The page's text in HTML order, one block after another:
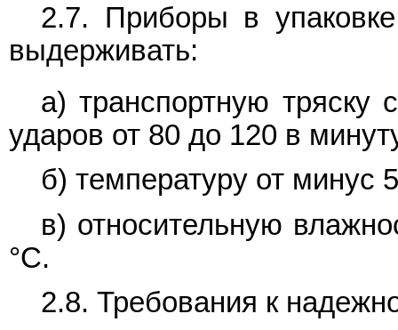
2.7. Приборы в
выдерживать:
а) транспортную тряску
ударов от 80 до 120 в
б) температуру от минус
в) относительную
°C.
2.8. Требования к